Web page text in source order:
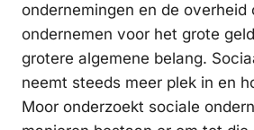
ondernemingen en de overheid
ondernemen voor het grote
grotere algemene belang.
neemt steeds meer plek in en
Moor onderzoekt sociale